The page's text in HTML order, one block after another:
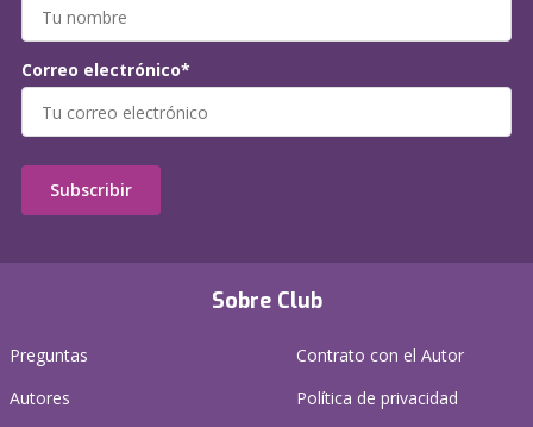
Sobre Club
Preguntas
Autores
Contrato con el Autor
Política de privacidad
Correo electrónico*
Subscribir